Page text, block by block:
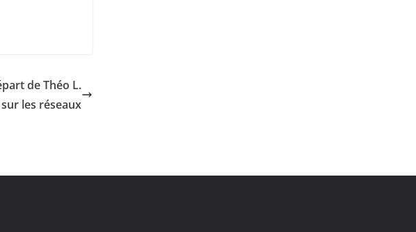
de Théo L.
les réseaux